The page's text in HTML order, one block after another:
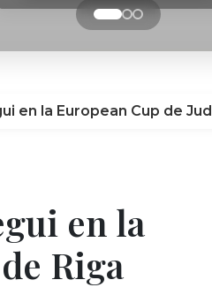
en la European Cup de
en la
Riga